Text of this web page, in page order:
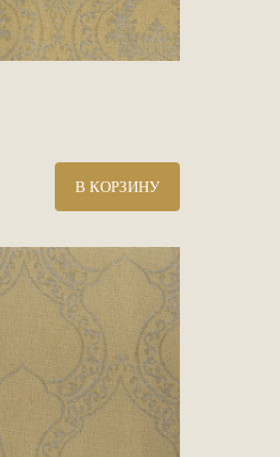
В КОРЗИНУ